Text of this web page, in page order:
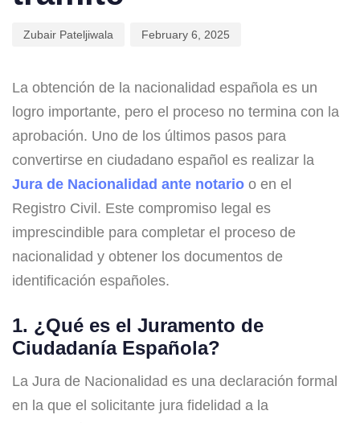
Zubair Pateljiwala February 6, 2025
La obtención de la nacionalidad española es un
logro importante, pero el proceso no termina con la
aprobación. Uno de los últimos pasos para
convertirse en ciudadano español es realizar la
Jura de Nacionalidad ante notario o en el
Registro Civil. Este compromiso legal es
imprescindible para completar el proceso de
nacionalidad y obtener los documentos de
identificación españoles.
1. ¿Qué es el Juramento de
Ciudadanía Española?
La Jura de Nacionalidad es una declaración formal
en la que el solicitante jura fidelidad a la